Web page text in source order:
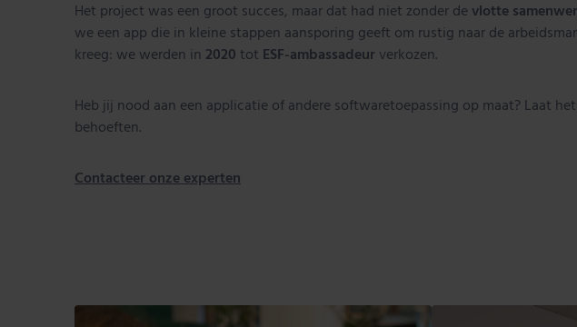
Het project was een groot succes, maar dat had niet zonder de vlotte
we een app die in kleine stappen aansporing geeft om rustig naar de
kreeg: we werden in 2020 tot ESF-ambassadeur verkozen.
Heb jij nood aan een applicatie of andere softwaretoepassing op maat? Laat
behoeften.
Contacteer onze experten